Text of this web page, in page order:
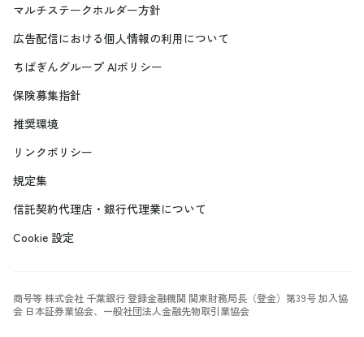
マルチステークホルダー方針
広告配信における個人情報の利用について
ちばぎんグループ AIポリシー
保険募集指針
推奨環境
リンクポリシー
規定集
信託契約代理店・銀行代理業について
Cookie 設定
商号等 株式会社 千葉銀行 登録金融機関 関東財務局長（登金）第39号 加入協
会 日本証券業協会、一般社団法人金融先物取引業協会